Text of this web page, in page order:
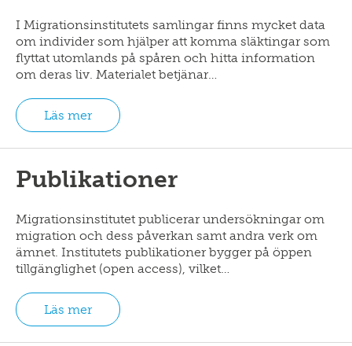
I Migrationsinstitutets samlingar finns mycket data
om individer som hjälper att komma släktingar som
flyttat utomlands på spåren och hitta information
om deras liv. Materialet betjänar…
Läs mer
Publikationer
Migrationsinstitutet publicerar undersökningar om
migration och dess påverkan samt andra verk om
ämnet. Institutets publikationer bygger på öppen
tillgänglighet (open access), vilket…
Läs mer